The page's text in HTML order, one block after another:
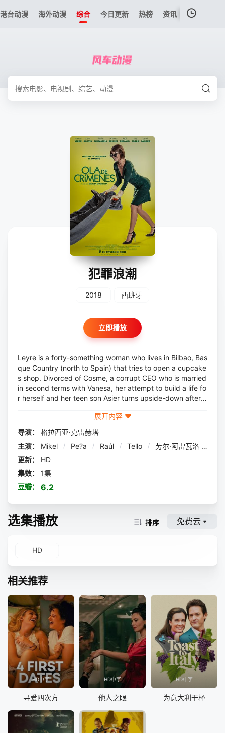
港台动漫 海外动漫 综合 今日更新 热榜 资讯
犯罪浪潮
2018 西班牙
立即播放
Leyre is a forty-something woman who lives in Bilbao, Bas
que Country (north to Spain) that tries to open a cupcake
s shop. Divorced of Cosme, a corrupt CEO who is married
in second terms with Vanesa, her attempt to build a life fo
r herself and her teen son Asier turns upside-down after t
ring a Cosme&#39;s visit when he start...
展开内容
导演：
格拉西亚·克雷赫塔
主演：
Mikel / Pe?a / Raúl / Tello / 劳尔·阿雷瓦洛
更新：
HD
集数：
1集
豆瓣：
6.2
选集播放 排序 免费云
HD
相关推荐
HD中字
寻爱四次方
HD中字
他人之眼
HD中字
为意大利干杯